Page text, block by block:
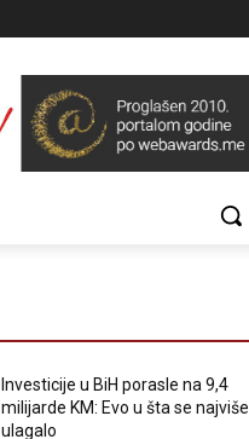
Investicije u BiH porasle na 9,4
milijarde KM: Evo u šta se najviše
ulagalo